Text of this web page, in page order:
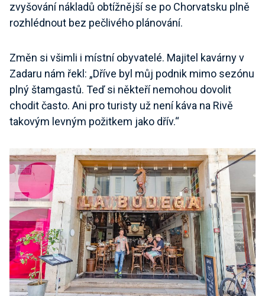
zvyšování nákladů obtížnější se po Chorvatsku plně
rozhlédnout bez pečlivého plánování.
Změn si všimli i místní obyvatelé. Majitel kavárny v
Zadaru nám řekl: „Dříve byl můj podnik mimo sezónu
plný štamgastů. Teď si někteří nemohou dovolit
chodit často. Ani pro turisty už není káva na Rivě
takovým levným požitkem jako dřív.“